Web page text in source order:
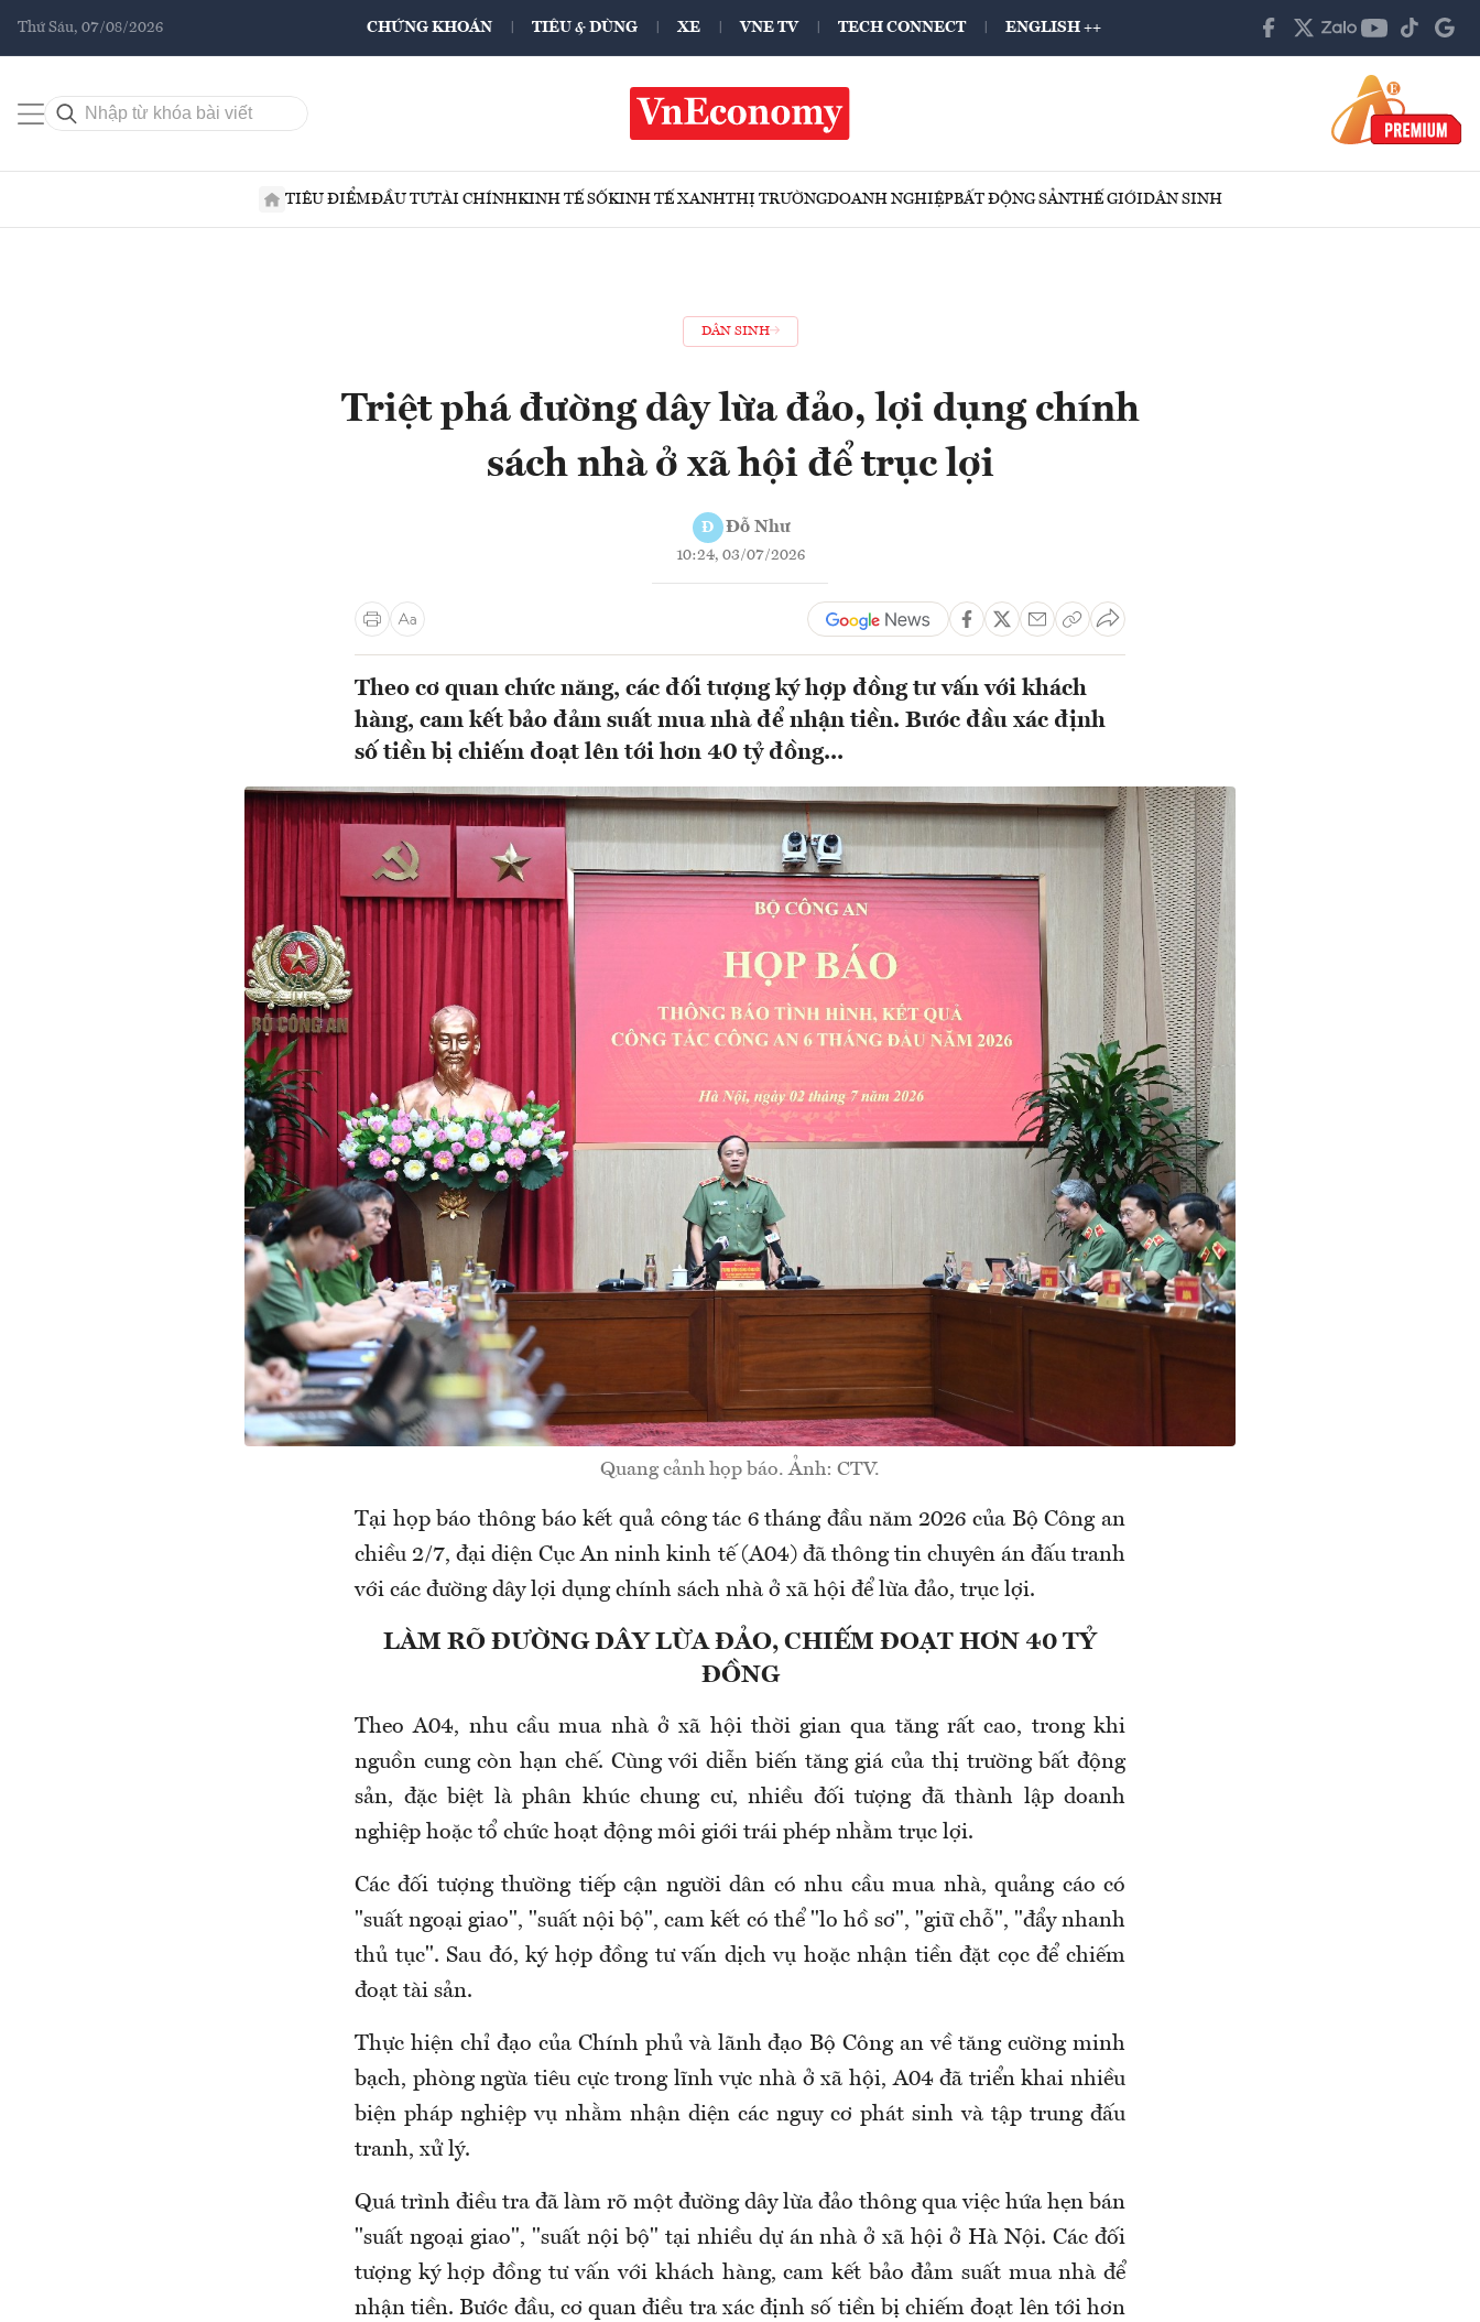
Thứ Sáu, 07/08/2026 CHỨNG KHOÁN TIÊU & DÙNG XE VNE TV TECH CONNECT ENGLISH ++
TIÊU ĐIỂMĐẦU TƯTÀI CHÍNHKINH TẾ SỐKINH TẾ XANHTHỊ TRƯỜNGDOANH NGHIỆPBẤT ĐỘNG SẢNTHẾ GIỚIDÂN SINH
DÂN SINH
Triệt phá đường dây lừa đảo, lợi dụng chính
sách nhà ở xã hội để trục lợi
Đ Đỗ Như
10:24, 03/07/2026
Theo cơ quan chức năng, các đối tượng ký hợp đồng tư vấn với khách
hàng, cam kết bảo đảm suất mua nhà để nhận tiền. Bước đầu xác định
số tiền bị chiếm đoạt lên tới hơn 40 tỷ đồng...
Quang cảnh họp báo. Ảnh: CTV.
Tại họp báo thông báo kết quả công tác 6 tháng đầu năm 2026 của Bộ Công an
chiều 2/7, đại diện Cục An ninh kinh tế (A04) đã thông tin chuyên án đấu tranh
với các đường dây lợi dụng chính sách nhà ở xã hội để lừa đảo, trục lợi.
LÀM RÕ ĐƯỜNG DÂY LỪA ĐẢO, CHIẾM ĐOẠT HƠN 40 TỶ
ĐỒNG
Theo A04, nhu cầu mua nhà ở xã hội thời gian qua tăng rất cao, trong khi
nguồn cung còn hạn chế. Cùng với diễn biến tăng giá của thị trường bất động
sản, đặc biệt là phân khúc chung cư, nhiều đối tượng đã thành lập doanh
nghiệp hoặc tổ chức hoạt động môi giới trái phép nhằm trục lợi.
Các đối tượng thường tiếp cận người dân có nhu cầu mua nhà, quảng cáo có
"suất ngoại giao", "suất nội bộ", cam kết có thể "lo hồ sơ", "giữ chỗ", "đẩy nhanh
thủ tục". Sau đó, ký hợp đồng tư vấn dịch vụ hoặc nhận tiền đặt cọc để chiếm
đoạt tài sản.
Thực hiện chỉ đạo của Chính phủ và lãnh đạo Bộ Công an về tăng cường minh
bạch, phòng ngừa tiêu cực trong lĩnh vực nhà ở xã hội, A04 đã triển khai nhiều
biện pháp nghiệp vụ nhằm nhận diện các nguy cơ phát sinh và tập trung đấu
tranh, xử lý.
Quá trình điều tra đã làm rõ một đường dây lừa đảo thông qua việc hứa hẹn bán
"suất ngoại giao", "suất nội bộ" tại nhiều dự án nhà ở xã hội ở Hà Nội. Các đối
tượng ký hợp đồng tư vấn với khách hàng, cam kết bảo đảm suất mua nhà để
nhận tiền. Bước đầu, cơ quan điều tra xác định số tiền bị chiếm đoạt lên tới hơn